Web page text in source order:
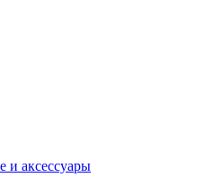
и аксессуары